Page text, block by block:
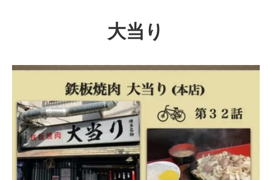
大当り